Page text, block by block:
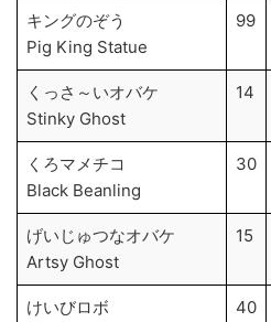
キングのぞう
Pig King Statue
99
くっさ～いオバケ
Stinky Ghost
14
くろマメチコ
Black Beanling
30
げいじゅつなオバケ
Artsy Ghost
15
けいびロボ
40